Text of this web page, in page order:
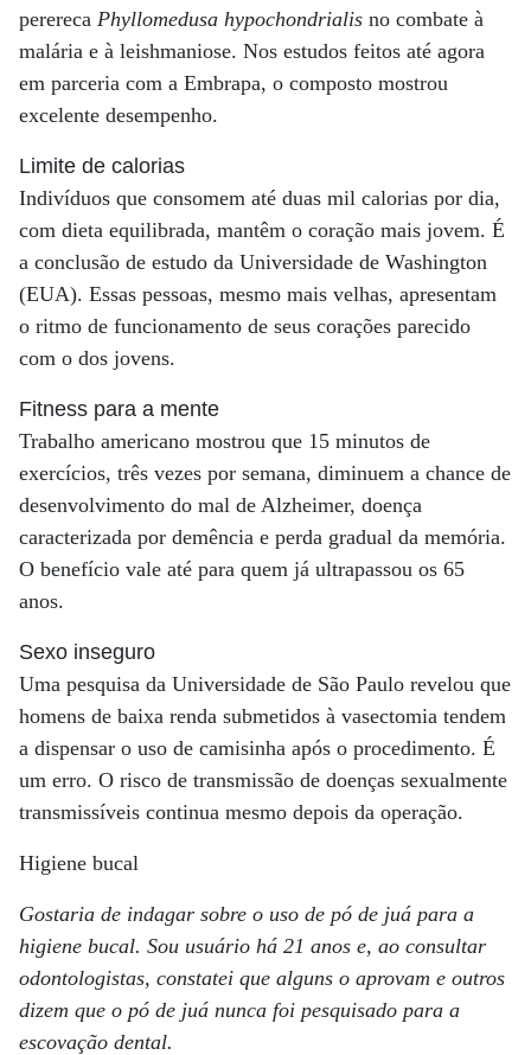
perereca Phyllomedusa hypochondrialis no combate à
malária e à leishmaniose. Nos estudos feitos até agora
em parceria com a Embrapa, o composto mostrou
excelente desempenho.
Limite de calorias
Indivíduos que consomem até duas mil calorias por dia,
com dieta equilibrada, mantêm o coração mais jovem. É
a conclusão de estudo da Universidade de Washington
(EUA). Essas pessoas, mesmo mais velhas, apresentam
o ritmo de funcionamento de seus corações parecido
com o dos jovens.
Fitness para a mente
Trabalho americano mostrou que 15 minutos de
exercícios, três vezes por semana, diminuem a chance de
desenvolvimento do mal de Alzheimer, doença
caracterizada por demência e perda gradual da memória.
O benefício vale até para quem já ultrapassou os 65
anos.
Sexo inseguro
Uma pesquisa da Universidade de São Paulo revelou que
homens de baixa renda submetidos à vasectomia tendem
a dispensar o uso de camisinha após o procedimento. É
um erro. O risco de transmissão de doenças sexualmente
transmissíveis continua mesmo depois da operação.
Higiene bucal
Gostaria de indagar sobre o uso de pó de juá para a
higiene bucal. Sou usuário há 21 anos e, ao consultar
odontologistas, constatei que alguns o aprovam e outros
dizem que o pó de juá nunca foi pesquisado para a
escovação dental.